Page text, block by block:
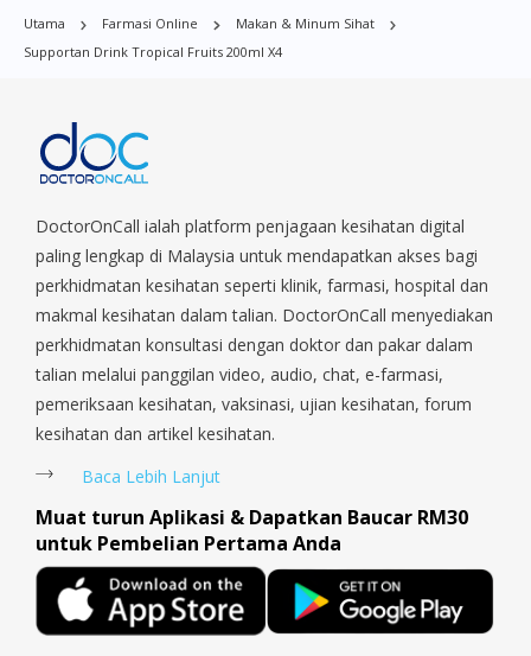
Commonwealt, City Hall, Clarke Quay, Changi Airport, Changi
Village, Clementi Park, Dairy Farm, Eunos, East Coast, Farrer
Parade, Marina, Macpherson, Mandai, Newton, Novena,
Orchard, Pasir Ris, Punggol, Potong Pasir, Paya Lebar,
Sengkang, Serangoon, Serangoon Rd, Seletar, Tampines, Toa
Payoh, Tanjong Pagar, Telok Blangah, Tanglin, Thomson, Tuas,
Tengah, Upper East Coast, Upper Bukit Timah, Upper Thomson,
Woodlands, West Coast, Yishun, Yio Chu Kang.
Utama Farmasi Online
Makan & Minum Sihat
Supportan Drink Tropical Fruits 200ml X4
DoctorOnCall ialah platform penjagaan kesihatan digital
paling lengkap di Malaysia untuk mendapatkan akses bagi
perkhidmatan kesihatan seperti klinik, farmasi, hospital dan
makmal kesihatan dalam talian. DoctorOnCall menyediakan
perkhidmatan konsultasi dengan doktor dan pakar dalam
talian melalui panggilan video, audio, chat, e-farmasi,
pemeriksaan kesihatan, vaksinasi, ujian kesihatan, forum
kesihatan dan artikel kesihatan.
Baca Lebih Lanjut
Muat turun Aplikasi & Dapatkan Baucar RM30
untuk Pembelian Pertama Anda